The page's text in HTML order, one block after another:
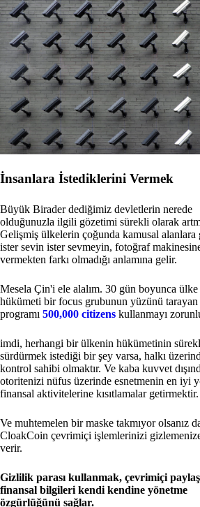
İnsanlara İstediklerini Vermek
Büyük Birader dediğimiz devletlerin nerede
olduğunuzla ilgili gözetimi sürekli olarak
Gelişmiş ülkelerin çoğunda kamusal alanlara
ister sevin ister sevmeyin, fotoğraf
vermekten farkı olmadığı anlamına gelir.
Mesela Çin'i ele alalım. 30 gün boyunca ülke
hükümeti bir focus grubunun yüzünü
programı 500,000 citizens kullanmayı
imdi, herhangi bir ülkenin hükümetinin
sürdürmek istediği bir şey varsa, halkı
kontrol sahibi olmaktır. Ve kaba kuvvet
otoritenizi nüfus üzerinde esnetmenin en iyi
finansal aktivitelerine kısıtlamalar getirmektir.
Ve muhtemelen bir maske takmıyor olsanız
CloakCoin çevrimiçi işlemlerinizi
verir.
Gizlilik parası kullanmak, çevrimiçi
finansal bilgileri kendi kendine yönetme
özgürlüğünü sağlar.